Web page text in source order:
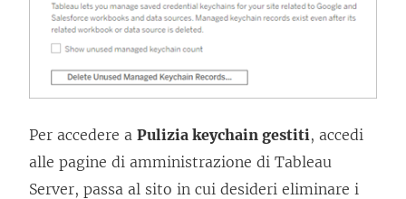
Per accedere a Pulizia keychain gestiti, accedi
alle pagine di amministrazione di Tableau
Server, passa al sito in cui desideri eliminare i